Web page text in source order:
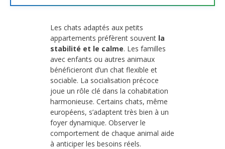
Les chats adaptés aux petits
appartements préfèrent souvent la
stabilité et le calme. Les familles
avec enfants ou autres animaux
bénéficieront d’un chat flexible et
sociable. La socialisation précoce
joue un rôle clé dans la cohabitation
harmonieuse. Certains chats, même
européens, s’adaptent très bien à un
foyer dynamique. Observer le
comportement de chaque animal aide
à anticiper les besoins réels.